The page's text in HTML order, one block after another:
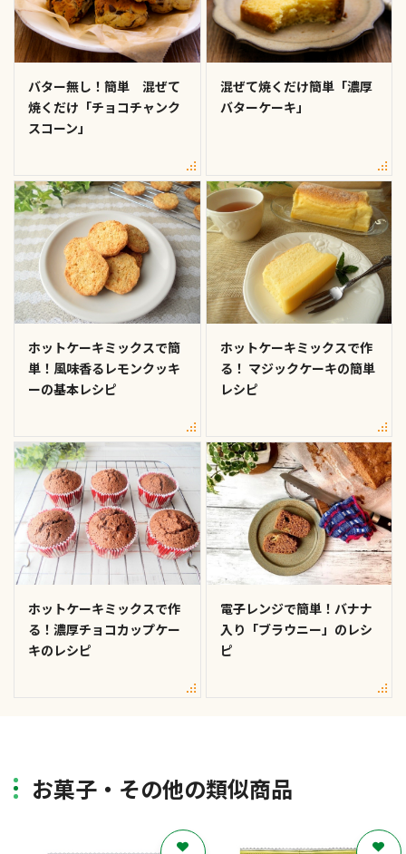
バター無し！簡単 混ぜて
焼くだけ「チョコチャンク
スコーン」
混ぜて焼くだけ簡単「濃厚
バターケーキ」
ホットケーキミックスで簡
単！風味香るレモンクッキ
ーの基本レシピ
ホットケーキミックスで作
る！ マジックケーキの簡単
レシピ
ホットケーキミックスで作
る！濃厚チョコカップケー
キのレシピ
電子レンジで簡単！バナナ
入り「ブラウニー」のレシ
ピ
お菓子・その他の類似商品